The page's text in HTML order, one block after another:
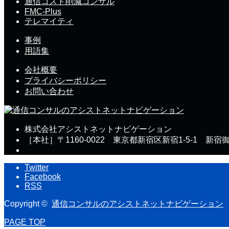
FMC-Plus
テレマイティ
事例
用語集
会社概要
プライバシーポリシー
お問い合わせ
株式会社アシストネットナビゲーション
［本社］〒1160-0022 東京都新宿区新宿1-5-1 新宿
Twitter
Facebook
RSS
Copyright © 通信コンサルのアシストネットナビゲーション
PAGE TOP